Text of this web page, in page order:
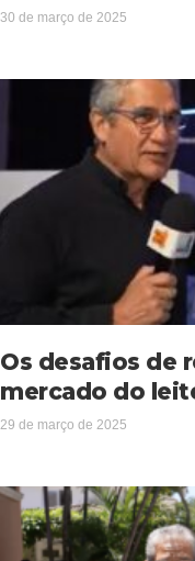
30 de março de 2025
Os desafios de
mercado do
29 de março de 2025